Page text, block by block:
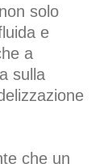
solo
e
a
sulla
che un